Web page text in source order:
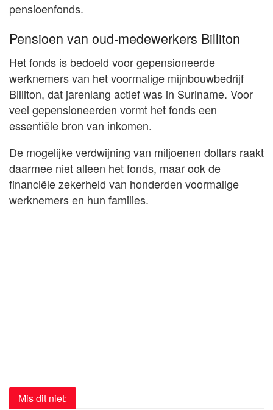
pensioenfonds.
Pensioen van oud-medewerkers Billiton
Het fonds is bedoeld voor gepensioneerde
werknemers van het voormalige mijnbouwbedrijf
Billiton, dat jarenlang actief was in Suriname. Voor
veel gepensioneerden vormt het fonds een
essentiële bron van inkomen.
De mogelijke verdwijning van miljoenen dollars raakt
daarmee niet alleen het fonds, maar ook de
financiële zekerheid van honderden voormalige
werknemers en hun families.
Mis dit niet: